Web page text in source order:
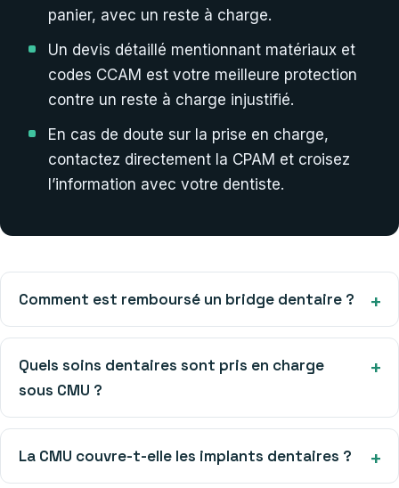
panier, avec un reste à charge.
Un devis détaillé mentionnant matériaux et
codes CCAM est votre meilleure protection
contre un reste à charge injustifié.
En cas de doute sur la prise en charge,
contactez directement la CPAM et croisez
l’information avec votre dentiste.
Comment est remboursé un bridge dentaire ?
Quels soins dentaires sont pris en charge
sous CMU ?
La CMU couvre-t-elle les implants dentaires ?